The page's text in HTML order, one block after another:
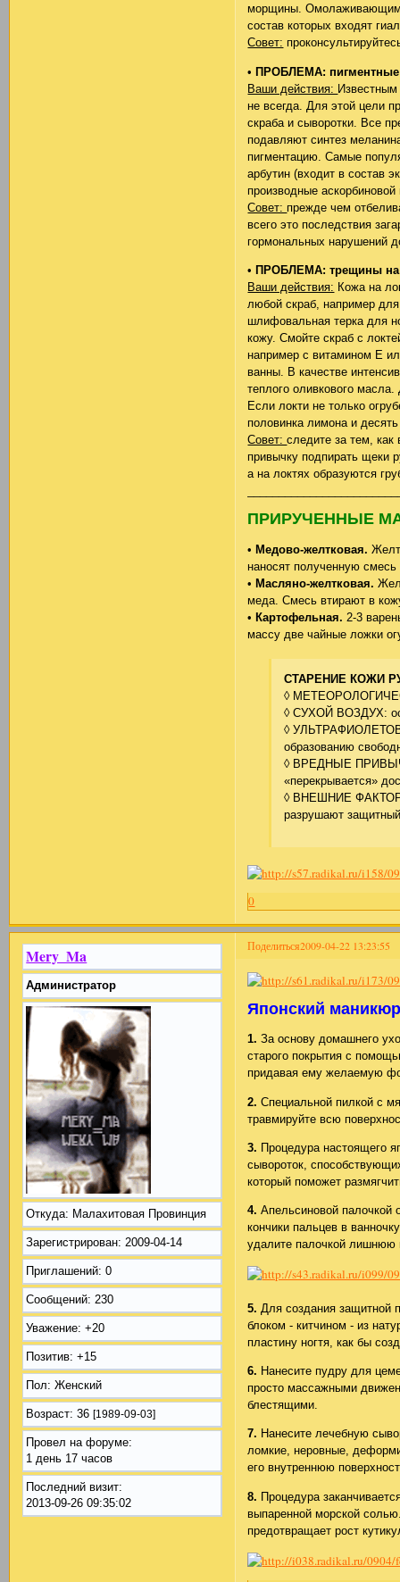
морщины. Омолаживающим
состав которых входят
Совет:
•ПРОБЛЕМА: пигментные
Ваши действия:
не всегда. Для этой цели
скраба и сыворотки. Все
подавляют синтез
пигментацию. Самые
арбутин (входит в состав
производные
Совет:прежде чем
всего это последствия
гормональных нарушений
• ПРОБЛЕМА: трещины на
Ваши действия: Кожа на
любой скраб, например
шлифовальная терка для
кожу. Смойте скраб с
например с витамином Е
ванны. В качестве
теплого оливкового
Если локти не только
половинка лимона и
Совет:следите за тем,
привычку подпирать щеки
а на локтях образуются
ПРИРУЧЕННЫЕ
•Медово-желтковая.
наносят полученную
•Масляно-желтковая.
меда. Смесь втирают в
•Картофельная. 2-3
массу две чайные ложки
СТАРЕНИЕ КОЖИ
◊
◊ СУХОЙ ВОЗДУХ:
◊
образованию
◊ ВРЕДНЫЕ
«перекрывается»
◊ ВНЕШНИЕ
разрушают
0
Поделиться2009-04-22 13:23:55
Mery_Ma
Администратор
Откуда: Малахитовая Провинция
Зарегистрирован: 2009-04-14
Приглашений: 0
Сообщений: 230
Уважение: +20
Позитив: +15
Пол: Женский
Возраст: 36[1989-09-03]
Провел на форуме:
1 день 17 часов
Последний визит:
2013-09-26 09:35:02
Японский
1. За основу домашнего
старого покрытия с
придавая ему желаемую
2. Специальной пилкой с
травмируйте всю
3. Процедура настоящего
сывороток,
который поможет
4. Апельсиновой палочкой
кончики пальцев в
удалите палочкой лишнюю
5. Для создания защитной
блоком - китчином - из
пластину ногтя, как бы
6. Нанесите пудру для
просто массажными
блестящими.
7. Нанесите лечебную
ломкие, неровные,
его внутреннюю
8. Процедура
выпаренной морской
предотвращает рост